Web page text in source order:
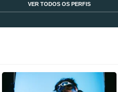
VER TODOS OS PERFIS